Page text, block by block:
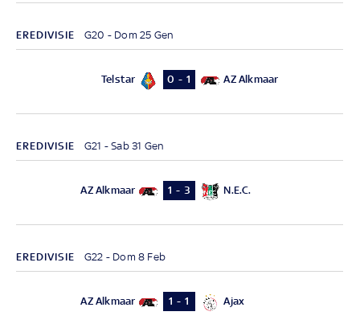
EREDIVISIE G20 - Dom 25 Gen
Telstar 0 - 1 AZ Alkmaar
EREDIVISIE G21 - Sab 31 Gen
AZ Alkmaar 1 - 3 N.E.C.
EREDIVISIE G22 - Dom 8 Feb
AZ Alkmaar 1 - 1 Ajax